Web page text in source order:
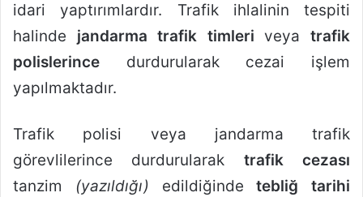
idari yaptırımlardır. Trafik ihlalinin tespiti
halinde jandarma trafik timleri veyatrafik
polislerince durdurularak cezai işlem
yapılmaktadır.
Trafik polisi veya jandarma trafik
görevlilerince durdurularak trafik cezası
tanzim (yazıldığı) edildiğindetebliğ tarihi